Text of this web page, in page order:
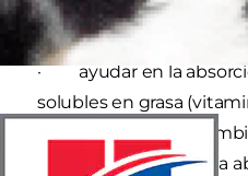
carbohidratos
· ayudar en la
solubles en grasa
dietética aporta un
intestino que facilita la